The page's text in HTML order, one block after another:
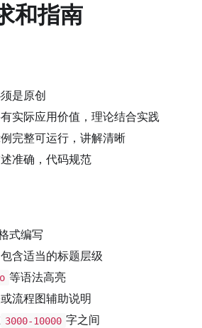
和指南
是原创
有实际应用价值，理论结合实践
例完整可运行，讲解清晰
述准确，代码规范
式编写
含适当的标题层级
等语法高亮
流程图辅助说明
3000-10000 字之间